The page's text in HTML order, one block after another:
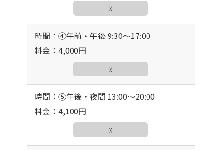
☓
時間：④午前・午後 9:30〜17:00
料金：4,000円
☓
時間：⑤午後・夜間 13:00〜20:00
料金：4,100円
☓